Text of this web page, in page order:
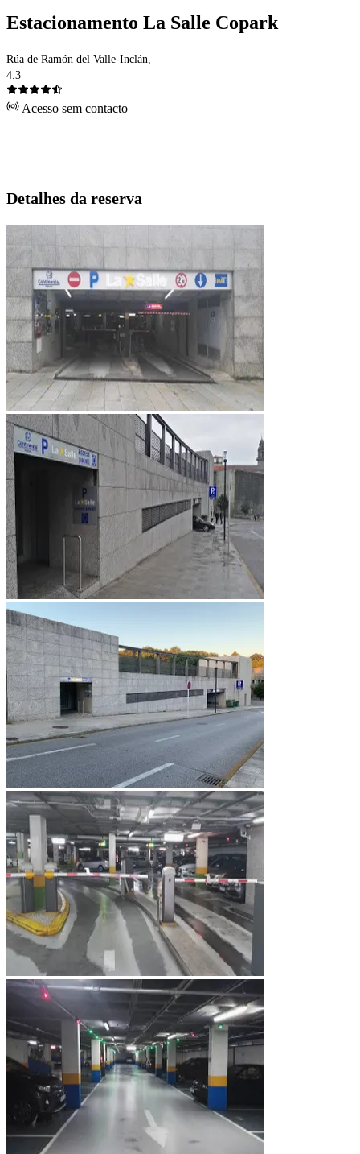
Estacionamento La Salle Copark
Rúa de Ramón del Valle-Inclán,
4.3
Acesso sem contacto
Detalhes da reserva